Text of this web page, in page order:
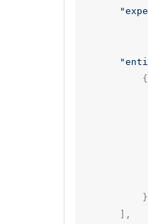
{
}
],